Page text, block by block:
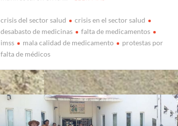
crisis del sector salud
crisis en el sector salud
desabasto de medicinas
falta de medicamentos
imss
mala calidad de medicamento
protestas por
falta de médicos